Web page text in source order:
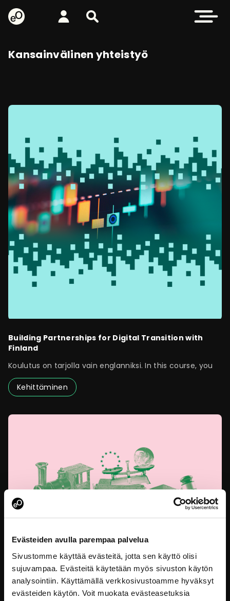
Evästeiden avulla parempaa palvelua
Sivustomme käyttää evästeitä, jotta sen käyttö olisi
sujuvampaa. Evästeitä käytetään myös sivuston käytön
analysointiin. Käyttämällä verkkosivustoamme hyväksyt
evästeiden käytön. Voit muokata evästeasetuksia
eOppiva - Etusivulle
Kirjaudu Etsi sivustolta Avaa
Kansainvälinen yhteistyö
Building Partnerships for Digital Transition with
Finland
Koulutus on tarjolla vain englanniksi. In this course, you
Kehittäminen
EU-lainsäädännön ABC
Tämä kurssi auttaa sinua ymmärtämään, miten lakeja